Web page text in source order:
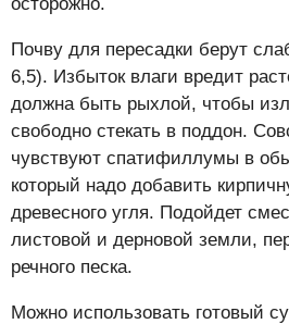
Почву для пересадки берут
6,5). Избыток влаги вредит
должна быть рыхлой, чтобы
свободно стекать в поддон.
чувствуют спатифиллумы в
который надо добавить
древесного угля. Подойдет
листовой и дерновой земли,
речного песка.
Можно использовать готовый